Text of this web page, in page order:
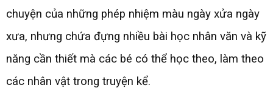
chuyện của những phép nhiệm màu ngày xửa ngày
xưa, nhưng chứa đựng nhiều bài học nhân văn và kỹ
năng cần thiết mà các bé có thể học theo, làm theo
các nhân vật trong truyện kể.